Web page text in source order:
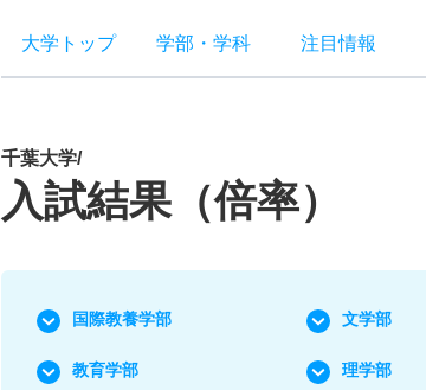
大学トップ 学部 ・ 学科 注目情報
千葉大学/
入試結果（倍率）
国際教養学部 文学部
教育学部 理学部